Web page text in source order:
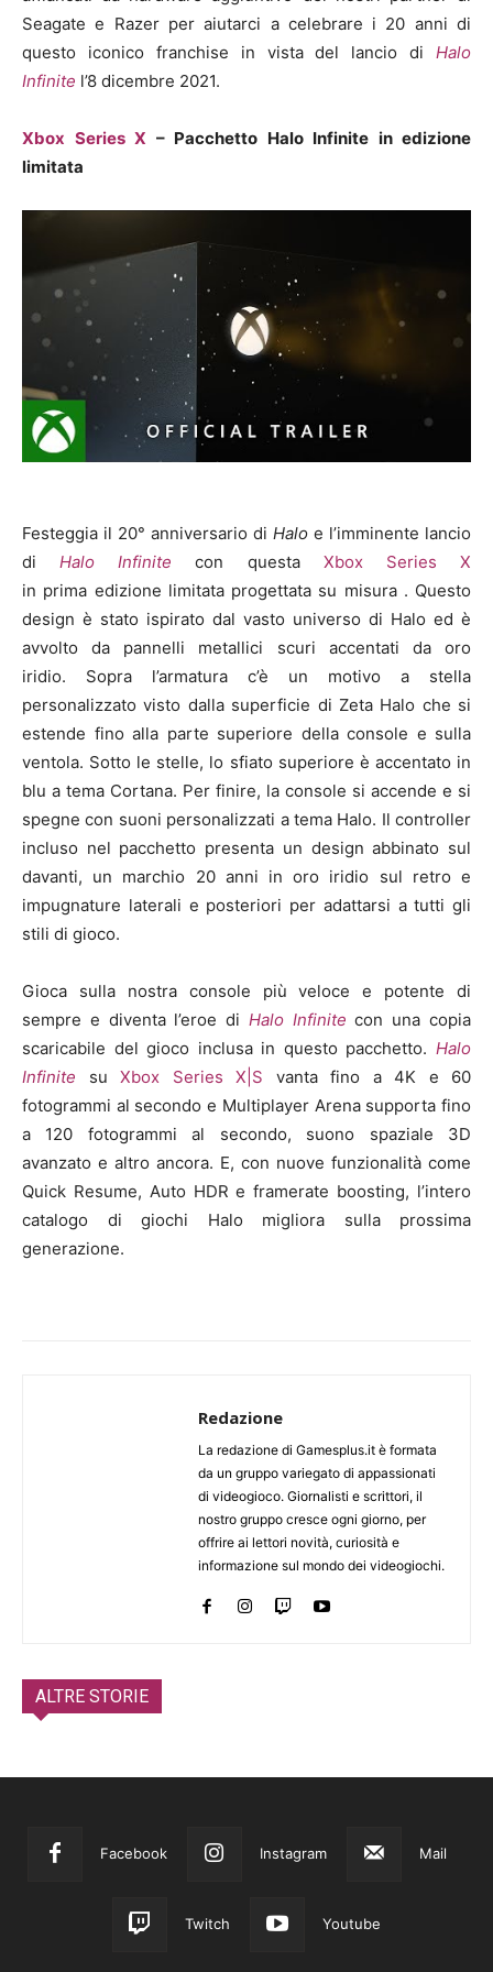
Seagate e Razer per aiutarci a celebrare i 20 anni di
questo iconico franchise in vista del lancio di Halo
Infinite l’8 dicembre 2021.
Xbox Series X – Pacchetto Halo Infinite in edizione
limitata
Festeggia il 20° anniversario di Halo e l’imminente lancio
diHalo Infinite con questa Xbox Series X
in prima edizione limitata progettata su misura . Questo
design è stato ispirato dal vasto universo di Halo ed è
avvolto da pannelli metallici scuri accentati da oro
iridio. Sopra l’armatura c’è un motivo a stella
personalizzato visto dalla superficie di Zeta Halo che si
estende fino alla parte superiore della console e sulla
ventola. Sotto le stelle, lo sfiato superiore è accentato in
blu a tema Cortana. Per finire, la console si accende e si
spegne con suoni personalizzati a tema Halo. Il controller
incluso nel pacchetto presenta un design abbinato sul
davanti, un marchio 20 anni in oro iridio sul retro e
impugnature laterali e posteriori per adattarsi a tutti gli
stili di gioco.
Gioca sulla nostra console più veloce e potente di
sempre e diventa l’eroe di Halo Infinite con una copia
scaricabile del gioco inclusa in questo pacchetto. Halo
Infinite su Xbox Series X|S vanta fino a 4K e 60
fotogrammi al secondo e Multiplayer Arena supporta fino
a 120 fotogrammi al secondo, suono spaziale 3D
avanzato e altro ancora. E, con nuove funzionalità come
Quick Resume, Auto HDR e framerate boosting, l’intero
catalogo di giochi Halo migliora sulla prossima
generazione.
Redazione
La redazione di Gamesplus.it è formata
da un gruppo variegato di appassionati
di videogioco. Giornalisti e scrittori, il
nostro gruppo cresce ogni giorno, per
offrire ai lettori novità, curiosità e
informazione sul mondo dei videogiochi.
ALTRE STORIE
Facebook Instagram Mail
Twitch Youtube